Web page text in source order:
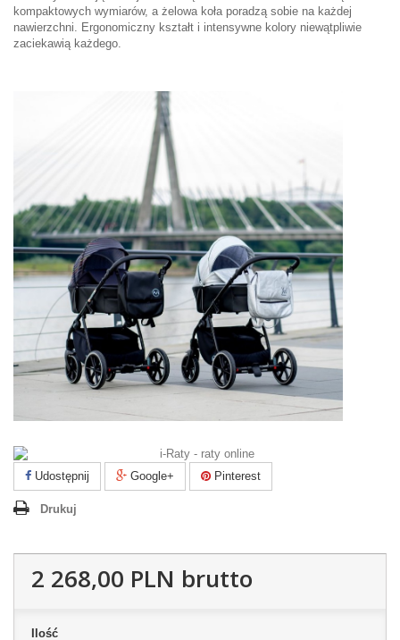
kompaktowych wymiarów, a żelowa koła poradzą sobie na każdej
nawierzchni. Ergonomiczny kształt i intensywne kolory niewątpliwie
zaciekawią każdego.
Udostępnij Google+ Pinterest
Drukuj
2 268,00 PLN brutto
Ilość